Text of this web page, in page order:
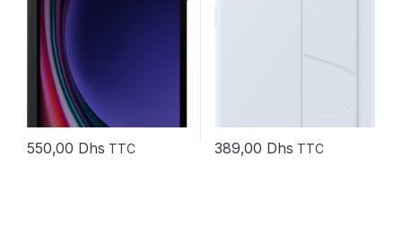
550,00 Dhs TTC 389,00 Dhs TTC